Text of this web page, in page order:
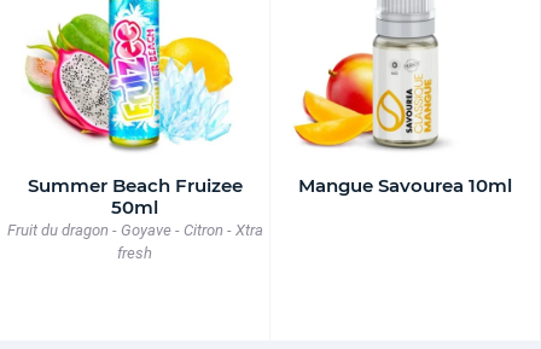
Summer Beach Fruizee
50ml
Fruit du dragon - Goyave - Citron - Xtra
fresh
Mangue Savourea 10ml